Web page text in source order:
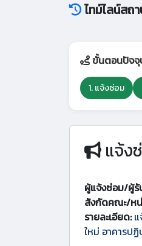
ไทม์ไลน์สถ
ขั้นตอนปัจ
1. แจ้งซ่อม
แจ้ง
ผู้แจ้งซ่อม/ผู้รั
สังกัดคณะ/ห
รายละเอียด:
ใหม่ อาคารป